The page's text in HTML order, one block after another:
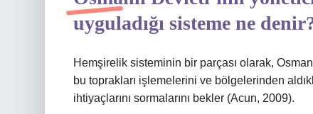
uyguladığı sisteme ne
Hemşirelik sisteminin bir parçası olarak,
bu toprakları işlemelerini ve bölgelerinden
ihtiyaçlarını sormalarını bekler (Acun, 2009).